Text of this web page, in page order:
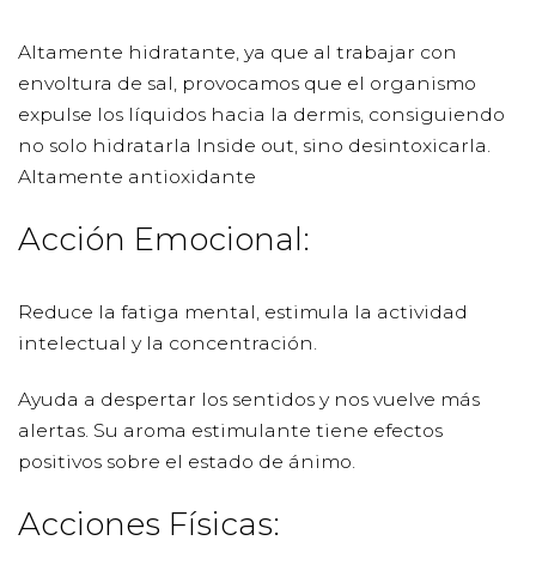
Altamente hidratante, ya que al trabajar con
envoltura de sal, provocamos que el organismo
expulse los líquidos hacia la dermis, consiguiendo
no solo hidratarla Inside out, sino desintoxicarla.
Altamente antioxidante
Acción Emocional:
Reduce la fatiga mental, estimula la actividad
intelectual y la concentración.
Ayuda a despertar los sentidos y nos vuelve más
alertas. Su aroma estimulante tiene efectos
positivos sobre el estado de ánimo.
Acciones Físicas: